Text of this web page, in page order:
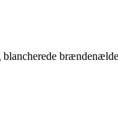
blancherede